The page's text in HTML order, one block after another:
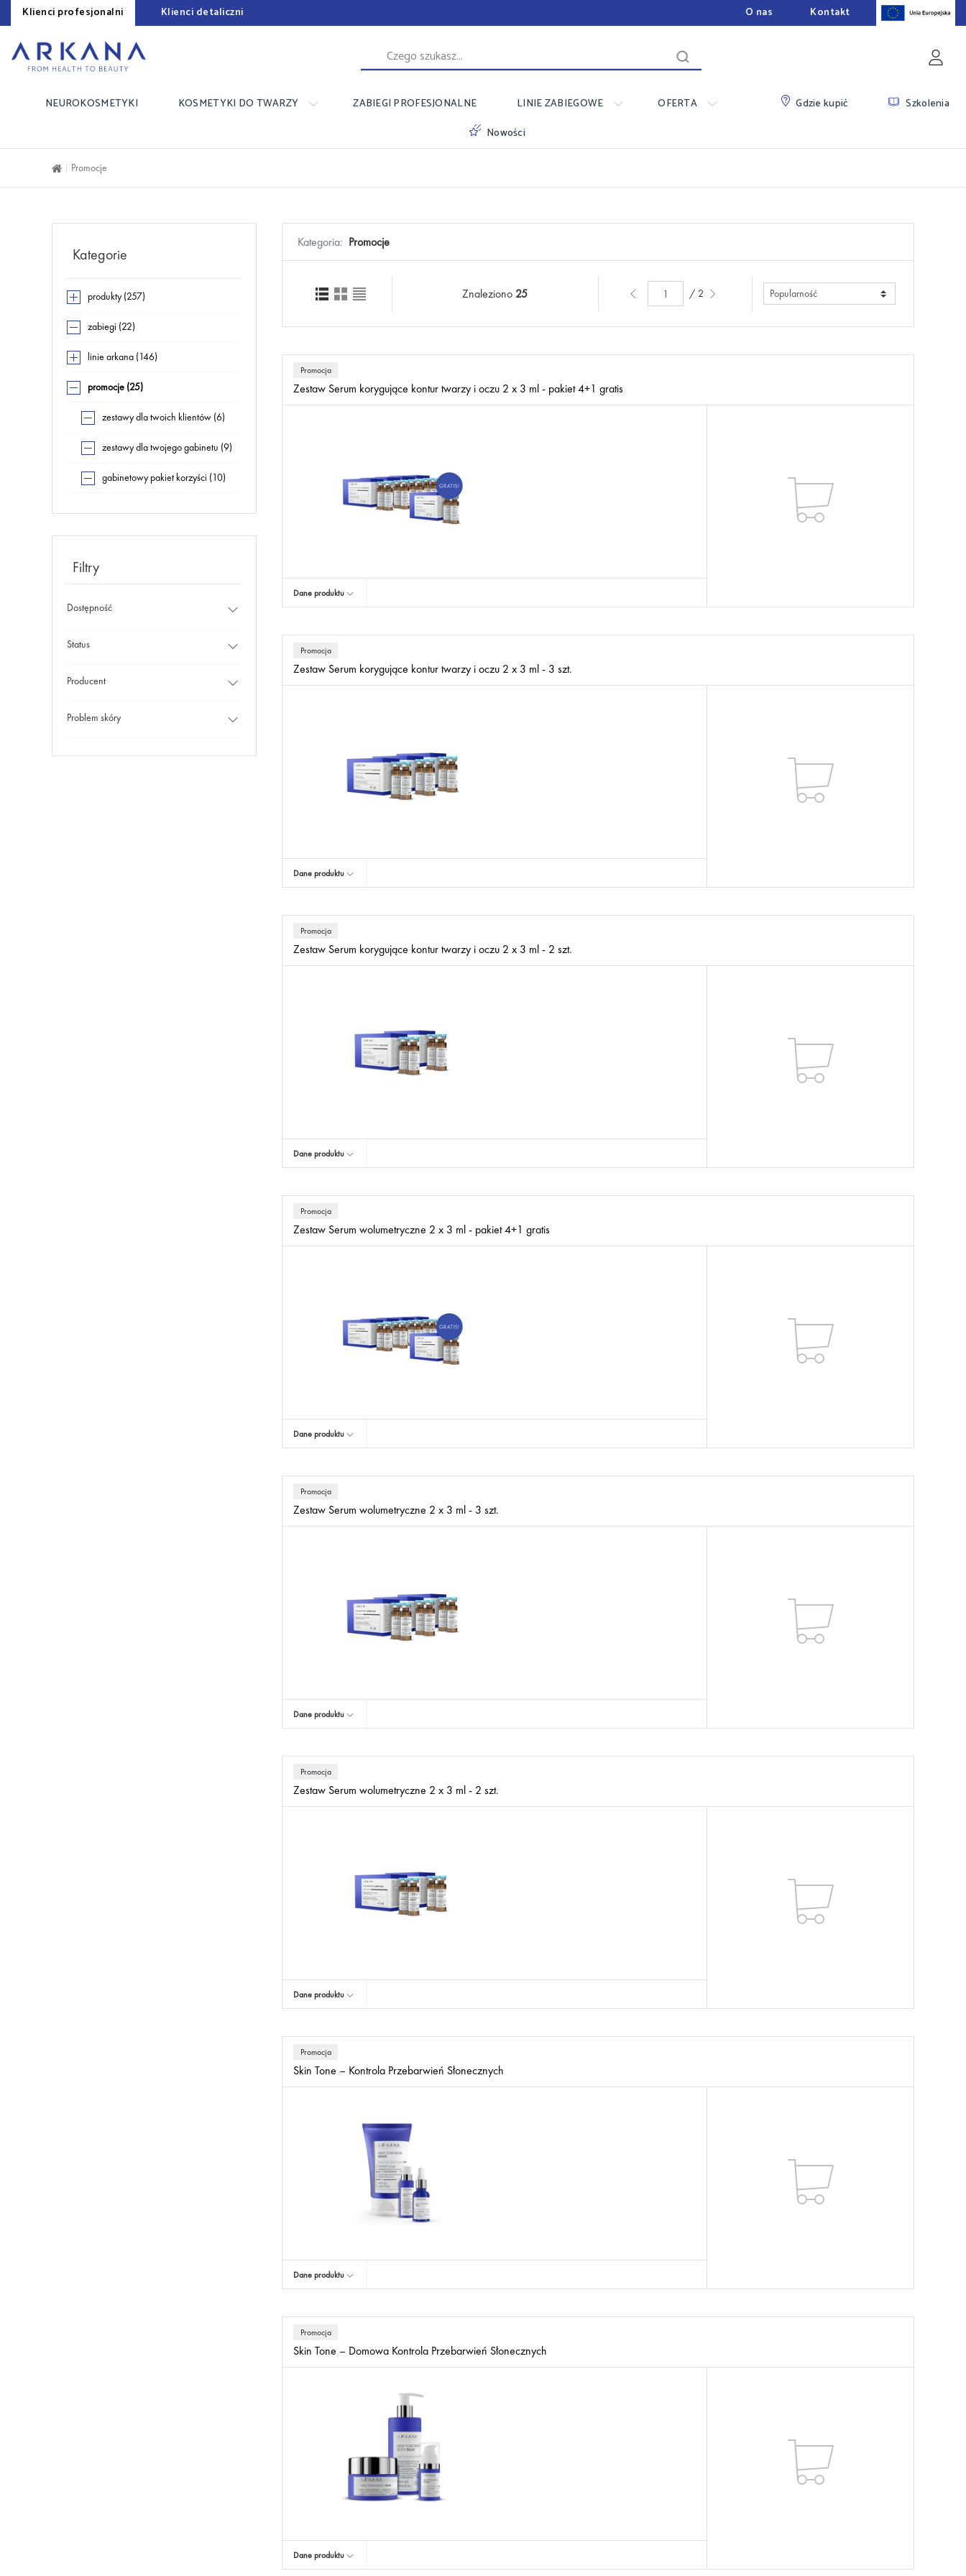
Klienci profesjonalni Klienci detaliczni O nas Kontakt
NEUROKOSMETYKI KOSMETYKI DO TWARZY ZABIEGI PROFESJONALNE LINIE ZABIEGOWE OFERTA Gdzie kupić
Szkolenia
Nowości
Promocje
Kategorie
produkty (257)
zabiegi (22)
linie arkana (146)
promocje (25)
zestawy dla twoich klientów (6)
zestawy dla twojego gabinetu (9)
gabinetowy pakiet korzyści (10)
Filtry
Dostępność
Status
Producent
Problem skóry
Kategoria: Promocje
Znaleziono 25 / 2
Promocja
Zestaw Serum korygujące kontur twarzy i oczu 2 x 3 ml - pakiet 4+1 gratis
Dane produktu
Promocja
Zestaw Serum korygujące kontur twarzy i oczu 2 x 3 ml - 3 szt.
Dane produktu
Promocja
Zestaw Serum korygujące kontur twarzy i oczu 2 x 3 ml - 2 szt.
Dane produktu
Promocja
Zestaw Serum wolumetryczne 2 x 3 ml - pakiet 4+1 gratis
Dane produktu
Promocja
Zestaw Serum wolumetryczne 2 x 3 ml - 3 szt.
Dane produktu
Promocja
Zestaw Serum wolumetryczne 2 x 3 ml - 2 szt.
Dane produktu
Promocja
Skin Tone – Kontrola Przebarwień Słonecznych
Dane produktu
Promocja
Skin Tone – Domowa Kontrola Przebarwień Słonecznych
Dane produktu